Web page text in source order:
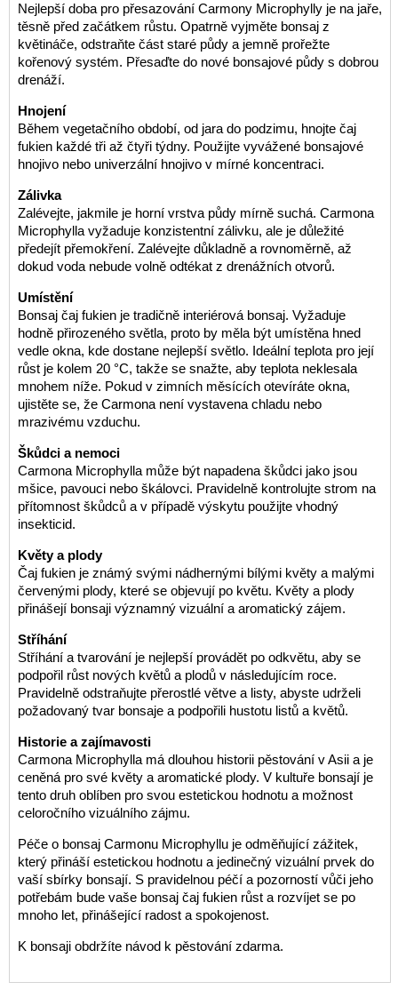
Nejlepší doba pro přesazování Carmony Microphylly je na jaře,
těsně před začátkem růstu. Opatrně vyjměte bonsaj z
květináče, odstraňte část staré půdy a jemně prořežte
kořenový systém. Přesaďte do nové bonsajové půdy s dobrou
drenáží.
Hnojení
Během vegetačního období, od jara do podzimu, hnojte čaj
fukien každé tři až čtyři týdny. Použijte vyvážené bonsajové
hnojivo nebo univerzální hnojivo v mírné koncentraci.
Zálivka
Zalévejte, jakmile je horní vrstva půdy mírně suchá. Carmona
Microphylla vyžaduje konzistentní zálivku, ale je důležité
předejít přemokření. Zalévejte důkladně a rovnoměrně, až
dokud voda nebude volně odtékat z drenážních otvorů.
Umístění
Bonsaj čaj fukien je tradičně interiérová bonsaj. Vyžaduje
hodně přirozeného světla, proto by měla být umístěna hned
vedle okna, kde dostane nejlepší světlo. Ideální teplota pro její
růst je kolem 20 °C, takže se snažte, aby teplota neklesala
mnohem níže. Pokud v zimních měsících otevíráte okna,
ujistěte se, že Carmona není vystavena chladu nebo
mrazivému vzduchu.
Škůdci a nemoci
Carmona Microphylla může být napadena škůdci jako jsou
mšice, pavouci nebo škálovci. Pravidelně kontrolujte strom na
přítomnost škůdců a v případě výskytu použijte vhodný
insekticid.
Květy a plody
Čaj fukien je známý svými nádhernými bílými květy a malými
červenými plody, které se objevují po květu. Květy a plody
přinášejí bonsaji významný vizuální a aromatický zájem.
Stříhání
Stříhání a tvarování je nejlepší provádět po odkvětu, aby se
podpořil růst nových květů a plodů v následujícím roce.
Pravidelně odstraňujte přerostlé větve a listy, abyste udrželi
požadovaný tvar bonsaje a podpořili hustotu listů a květů.
Historie a zajímavosti
Carmona Microphylla má dlouhou historii pěstování v Asii a je
ceněná pro své květy a aromatické plody. V kultuře bonsají je
tento druh oblíben pro svou estetickou hodnotu a možnost
celoročního vizuálního zájmu.
Péče o bonsaj Carmonu Microphyllu je odměňující zážitek,
který přináší estetickou hodnotu a jedinečný vizuální prvek do
vaší sbírky bonsají. S pravidelnou péčí a pozorností vůči jeho
potřebám bude vaše bonsaj čaj fukien růst a rozvíjet se po
mnoho let, přinášející radost a spokojenost.
K bonsaji obdržíte návod k pěstování zdarma.